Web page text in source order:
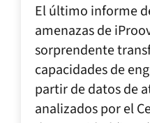
El último informe
amenazas de
sorprendente
capacidades de
partir de datos de
analizados por el